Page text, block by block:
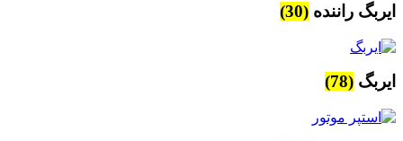
ایربگ راننده (30)
ایربگ (78)